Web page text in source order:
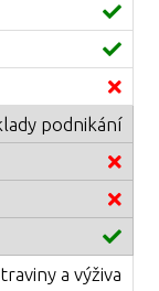
podnikání
a výživa